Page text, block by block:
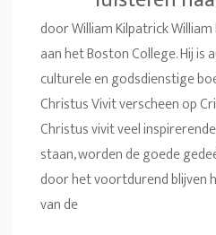
door William Kilpatrick
aan het Boston College. Hij is
culturele en godsdienstige
Christus Vivit verscheen op
Christus vivit veel
staan, worden de goede
door het voortdurend blijven
van de